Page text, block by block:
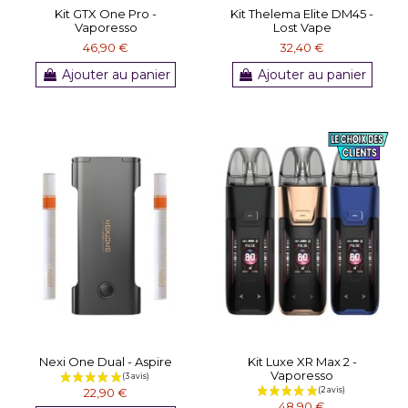
Kit GTX One Pro -
Vaporesso
46,90 €
Ajouter au panier
Kit Thelema Elite DM45 -
Lost Vape
32,40 €
Ajouter au panier
Nexi One Dual - Aspire
22,90 €
Kit Luxe XR Max 2 -
Vaporesso